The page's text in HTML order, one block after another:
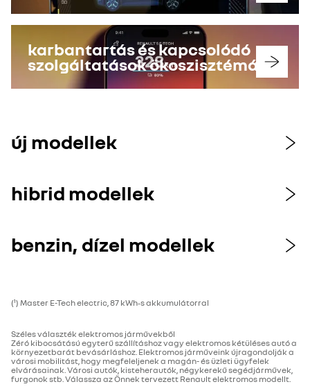
karbantartás és kapcsolódó
szolgáltatások ökoszisztémája
új modellek
hibrid modellek
benzin, dízel modellek
(¹) Master E-Tech electric, 87 kWh‑s akkumulátorral
Széles választék elektromos járművekből
Zéró kibocsátású egyterű szállításhoz vagy elektromos kétüléses autó a
környezetbarát bevásárláshoz. Elektromos járműveink újragondolják a
városi mobilitást, hogy megfeleljenek a magán- és üzleti ügyfelek
elvárásainak. Városi autók, kisteherautók, négykerekű segédjárművek,
furgonok stb. Válassza az Önnek tervezett Renault elektromos modellt.